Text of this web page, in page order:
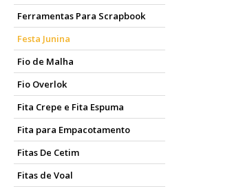
Ferramentas Para Scrapbook
Festa Junina
Fio de Malha
Fio Overlok
Fita Crepe e Fita Espuma
Fita para Empacotamento
Fitas De Cetim
Fitas de Voal